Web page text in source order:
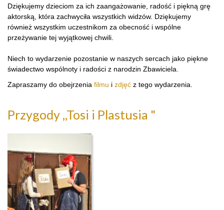
Dziękujemy dzieciom za ich zaangażowanie, radość i piękną grę
aktorską, która zachwyciła wszystkich widzów. Dziękujemy
również wszystkim uczestnikom za obecność i wspólne
przeżywanie tej wyjątkowej chwili.
Niech to wydarzenie pozostanie w naszych sercach jako piękne
świadectwo wspólnoty i radości z narodzin Zbawiciela.
Zapraszamy do obejrzenia filmu i zdjęć z tego wydarzenia.
Przygody ,,Tosi i Plastusia "